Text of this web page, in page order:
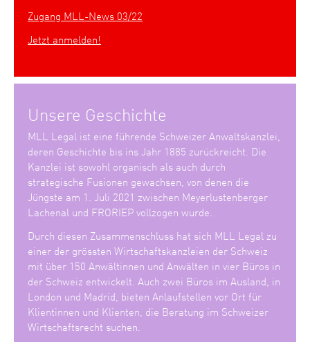
Zugang MLL-News 03/22
Jetzt anmelden!
Unsere Geschichte
MLL Legal ist eine führende Schweizer Anwaltskanzlei,
deren Geschichte bis ins Jahr 1885 zurückreicht. Die
Kanzlei ist sowohl organisch als auch durch
strategische Fusionen gewachsen, von denen die
Jüngste am 1. Juli 2021 zwischen Meyerlustenberger
Lachenal und FRORIEP vollzogen wurde.
Durch diesen Zusammenschluss hat sich MLL Legal zu
einer der grössten Wirtschaftskanzleien der Schweiz
mit über 150 Anwältinnen und Anwälten in vier Büros in
der Schweiz entwickelt. Auch zwei Büros im Ausland, in
London und Madrid, bieten Anlaufstellen vor Ort für
Klientinnen und Klienten, die Beratung im Schweizer
Wirtschaftsrecht suchen.